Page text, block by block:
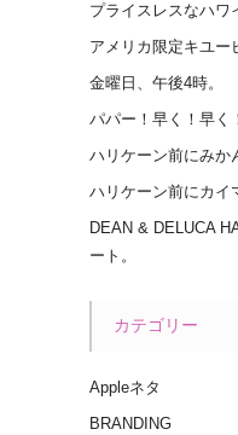
プライスレスなハワ
アメリカ限定キユー
金曜日、午後4時。
パパー！早く！早く
ハリケーン前にみか
ハリケーン前にカイ
DEAN & DELUCA
ート。
カテゴリー
Appleネタ
BRANDING